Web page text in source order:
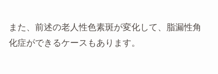
また、前述の老人性色素斑が変化して、脂漏性角
化症ができるケースもあります。